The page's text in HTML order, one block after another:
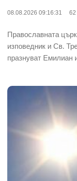
08.08.2026 09:16:31 62
Православната
изповедник и Св.
празнуват Емилиан